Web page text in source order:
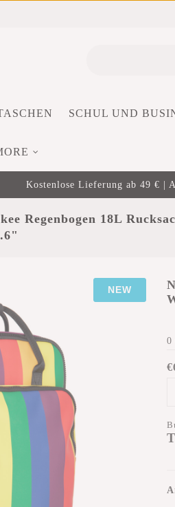
SCHUL UND
Kostenlose Lieferung ab 49 € |
Regenbogen 18L
NEW
0